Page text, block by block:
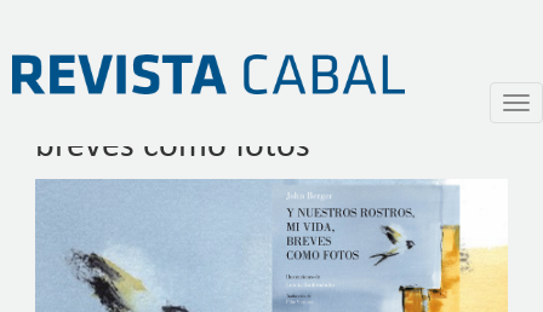
Pasar
contenido
Y nuestros rostros, mi vida,
breves como fotos